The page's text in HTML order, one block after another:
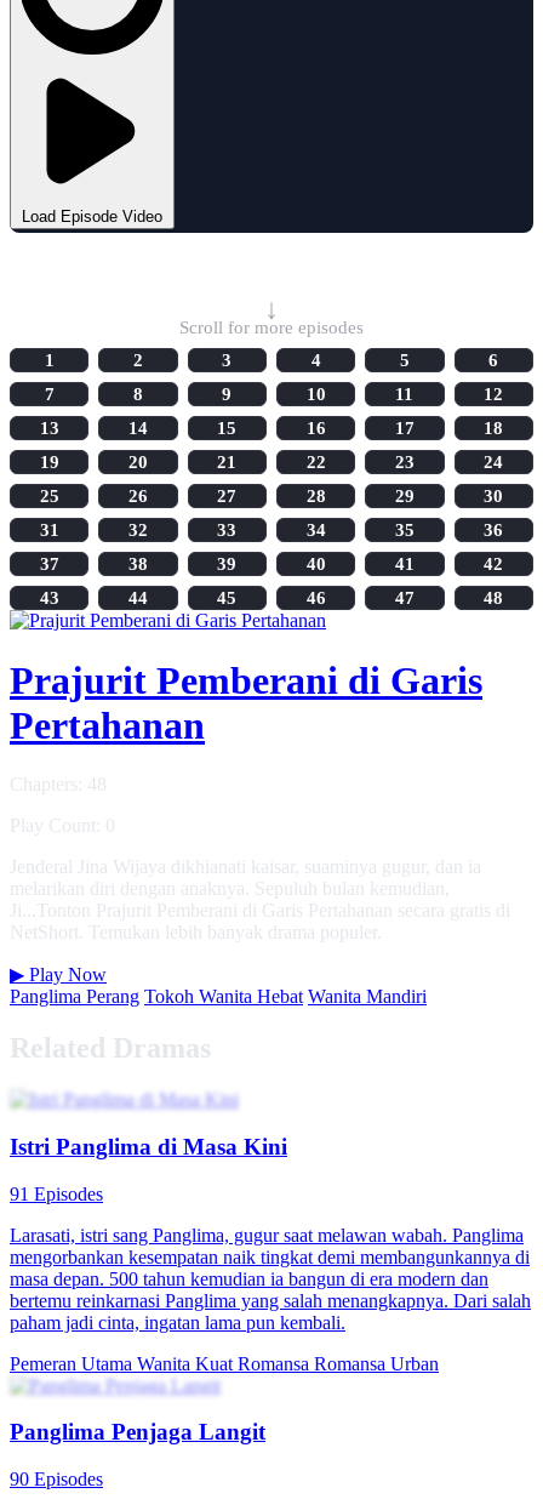
Load Episode Video
↓
Scroll for more episodes
1
2 3 4 5
6
7
8 9 10 11
12
13
14 15 16 17
18
19
20 21 22 23
24
25
26 27 28 29
30
31
32 33 34 35
36
37
38 39 40 41
42
43
44 45 46 47 48
Prajurit Pemberani di Garis
Pertahanan
Chapters: 48
Play Count: 0
Jenderal Jina Wijaya dikhianati kaisar, suaminya gugur, dan ia
melarikan diri dengan anaknya. Sepuluh bulan kemudian,
Ji...Tonton Prajurit Pemberani di Garis Pertahanan secara gratis di
NetShort. Temukan lebih banyak drama populer.
▶ Play Now
Panglima Perang Tokoh Wanita Hebat Wanita Mandiri
Related Dramas